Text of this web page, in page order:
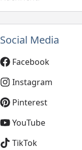
Social Media
Facebook
Instagram
Pinterest
YouTube
TikTok